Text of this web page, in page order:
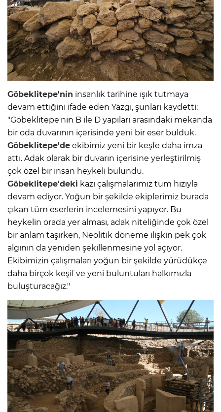
Göbeklitepe'nin insanlık tarihine ışık tutmaya
devam ettiğini ifade eden Yazgı, şunları kaydetti:
"Göbeklitepe'nin B ile D yapıları arasındaki mekanda
bir oda duvarının içerisinde yeni bir eser bulduk.
Göbeklitepe'de ekibimiz yeni bir keşfe daha imza
attı. Adak olarak bir duvarın içerisine yerleştirilmiş
çok özel bir insan heykeli bulundu.
Göbeklitepe'deki kazı çalışmalarımız tüm hızıyla
devam ediyor. Yoğun bir şekilde ekiplerimiz burada
çıkan tüm eserlerin incelemesini yapıyor. Bu
heykelin orada yer alması, adak niteliğinde çok özel
bir anlam taşırken, Neolitik döneme ilişkin pek çok
algının da yeniden şekillenmesine yol açıyor.
Ekibimizin çalışmaları yoğun bir şekilde yürüdükçe
daha birçok keşif ve yeni buluntuları halkımızla
buluşturacağız."